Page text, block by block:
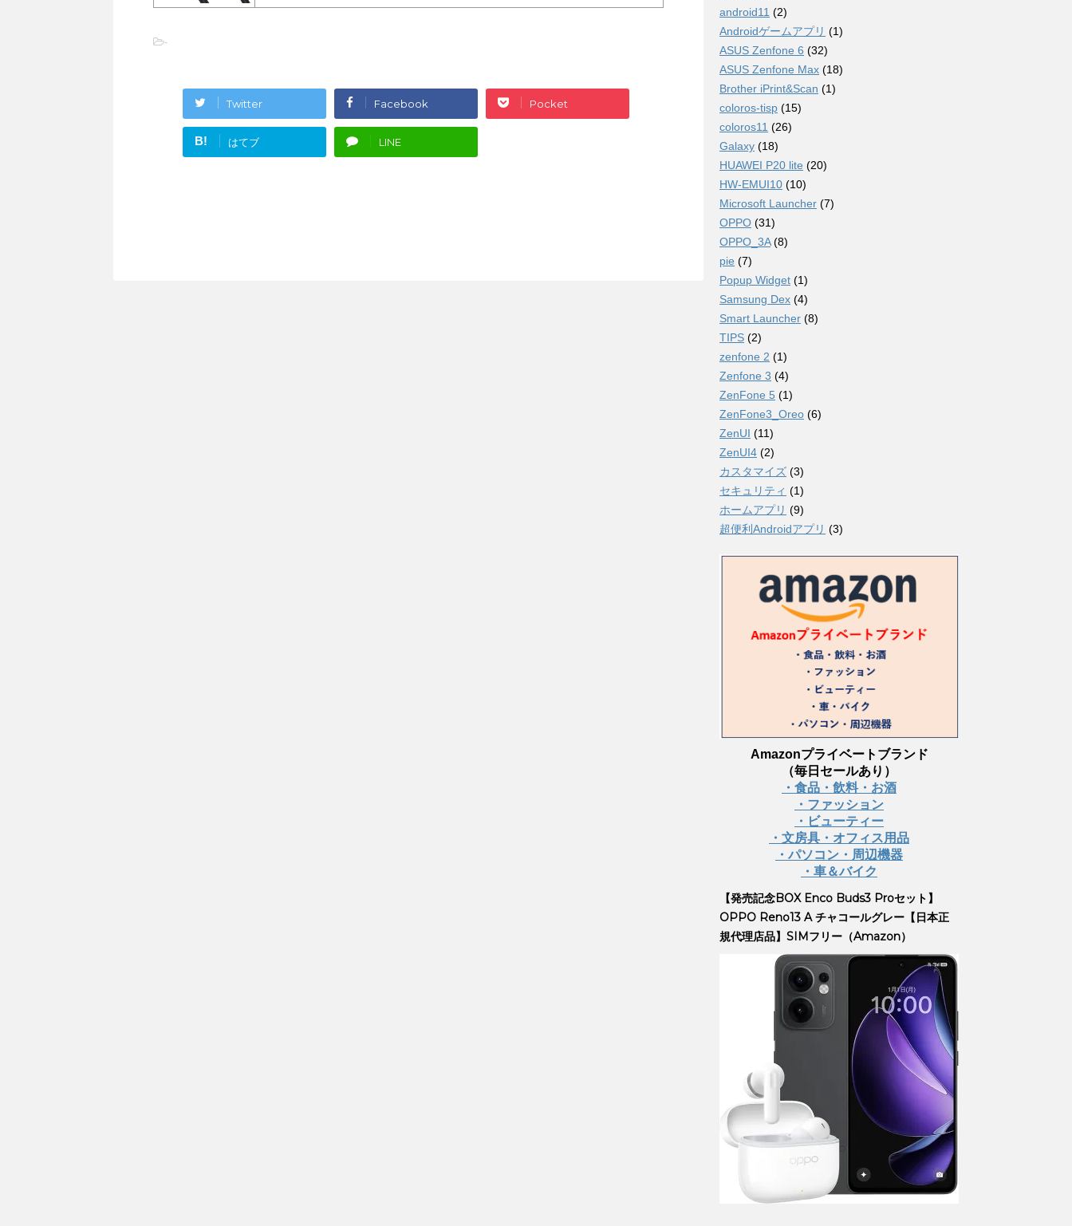
-
Twitter Facebook Pocket
B! はてブ LINE
android11 (2)
Androidゲームアプリ (1)
ASUS Zenfone 6 (32)
ASUS Zenfone Max (18)
Brother iPrint&Scan (1)
coloros-tisp (15)
coloros11 (26)
Galaxy (18)
HUAWEI P20 lite (20)
HW-EMUI10 (10)
Microsoft Launcher (7)
OPPO (31)
OPPO_3A(8)
pie (7)
Popup Widget (1)
Samsung Dex (4)
Smart Launcher (8)
TIPS (2)
zenfone 2 (1)
Zenfone 3 (4)
ZenFone 5 (1)
ZenFone3_Oreo (6)
ZenUI (11)
ZenUI4 (2)
カスタマイズ (3)
セキュリティ (1)
ホームアプリ (9)
超便利Androidアプリ (3)
Amazonプライベートブランド
（毎日セールあり）
・食品・飲料・お酒
・ファッション
・ビューティー
・文房具・オフィス用品
・パソコン・周辺機器
・車＆バイク
【発売記念BOX Enco Buds3 Proセット】
OPPO Reno13 A チャコールグレー【日本正
規代理店品】SIMフリー（Amazon）